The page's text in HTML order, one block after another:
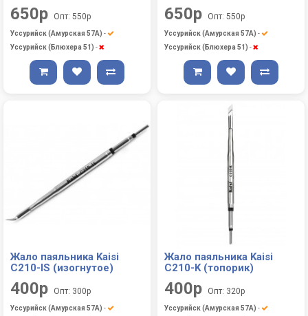
650р Опт: 550р
Уссурийск (Амурская 57А) -
Уссурийск (Блюхера 51) -
650р Опт: 550р
Уссурийск (Амурская 57А) -
Уссурийск (Блюхера 51) -
Жало паяльника Kaisi
C210-IS (изогнутое)
400р Опт: 300р
Уссурийск (Амурская 57А) -
Жало паяльника Kaisi
C210-K (топорик)
400р Опт: 320р
Уссурийск (Амурская 57А) -